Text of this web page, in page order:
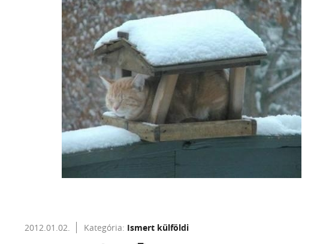
2012.01.02. Kategória: Ismert külföldi